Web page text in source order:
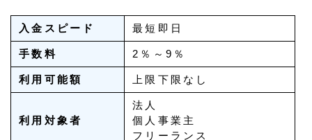
入金スピード 最短即日
手数料 2％～9％
利用可能額 上限下限なし
利用対象者
法人
個人事業主
フリーランス